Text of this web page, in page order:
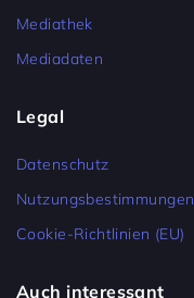
Mediathek
Mediadaten
Legal
Datenschutz
Nutzungsbestimmungen
Cookie-Richtlinien (EU)
Auch interessant